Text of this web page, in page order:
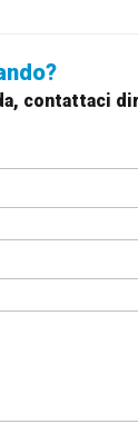
contattaci